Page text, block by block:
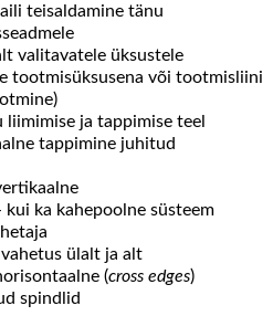
teisaldamine tänu
valitavatele üksustele
tootmisüksusena või tootmisliini
ja tappimise teel
tappimine juhitud
ka kahepoolne süsteem
ülalt ja alt
(cross edges)
spindlid